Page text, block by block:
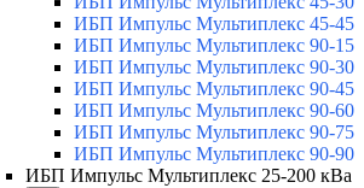
ИБП Импульс Мультиплекс 45-45
ИБП Импульс Мультиплекс 90-15
ИБП Импульс Мультиплекс 90-30
ИБП Импульс Мультиплекс 90-45
ИБП Импульс Мультиплекс 90-60
ИБП Импульс Мультиплекс 90-75
ИБП Импульс Мультиплекс 90-90
ИБП Импульс Мультиплекс 25-200 кВа